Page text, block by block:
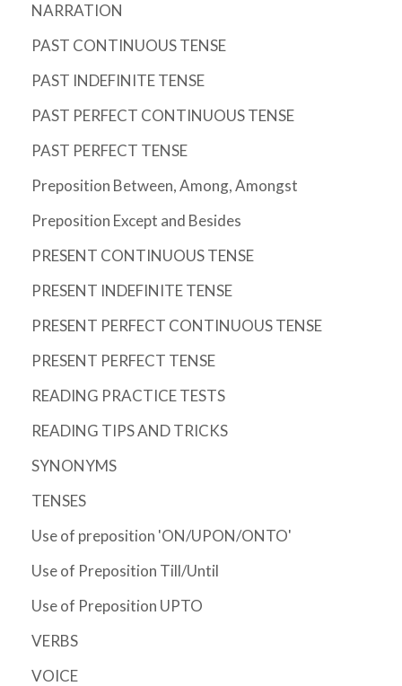
NARRATION
PAST CONTINUOUS TENSE
PAST INDEFINITE TENSE
PAST PERFECT CONTINUOUS TENSE
PAST PERFECT TENSE
Preposition Between, Among, Amongst
Preposition Except and Besides
PRESENT CONTINUOUS TENSE
PRESENT INDEFINITE TENSE
PRESENT PERFECT CONTINUOUS TENSE
PRESENT PERFECT TENSE
READING PRACTICE TESTS
READING TIPS AND TRICKS
SYNONYMS
TENSES
Use of preposition 'ON/UPON/ONTO'
Use of Preposition Till/Until
Use of Preposition UPTO
VERBS
VOICE